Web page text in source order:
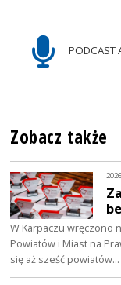
PODCAST
Zobacz także
W Karpaczu wręczono
Powiatów i Miast na
się aż sześć powiatów…